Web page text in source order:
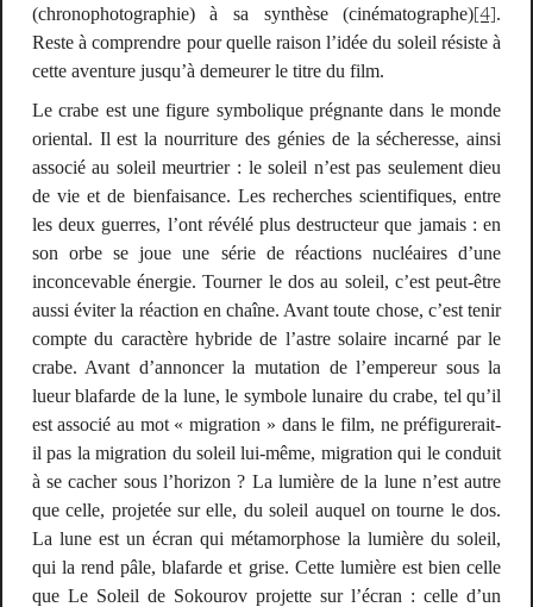
(chronophotographie) à sa synthèse (cinématographe)[4].
Reste à comprendre pour quelle raison l’idée du soleil résiste à
cette aventure jusqu’à demeurer le titre du film.
Le crabe est une figure symbolique prégnante dans le monde
oriental. Il est la nourriture des génies de la sécheresse, ainsi
associé au soleil meurtrier : le soleil n’est pas seulement dieu
de vie et de bienfaisance. Les recherches scientifiques, entre
les deux guerres, l’ont révélé plus destructeur que jamais : en
son orbe se joue une série de réactions nucléaires d’une
inconcevable énergie. Tourner le dos au soleil, c’est peut-être
aussi éviter la réaction en chaîne. Avant toute chose, c’est tenir
compte du caractère hybride de l’astre solaire incarné par le
crabe. Avant d’annoncer la mutation de l’empereur sous la
lueur blafarde de la lune, le symbole lunaire du crabe, tel qu’il
est associé au mot « migration » dans le film, ne préfigurerait-
il pas la migration du soleil lui-même, migration qui le conduit
à se cacher sous l’horizon ? La lumière de la lune n’est autre
que celle, projetée sur elle, du soleil auquel on tourne le dos.
La lune est un écran qui métamorphose la lumière du soleil,
qui la rend pâle, blafarde et grise. Cette lumière est bien celle
que Le Soleil de Sokourov projette sur l’écran : celle d’un